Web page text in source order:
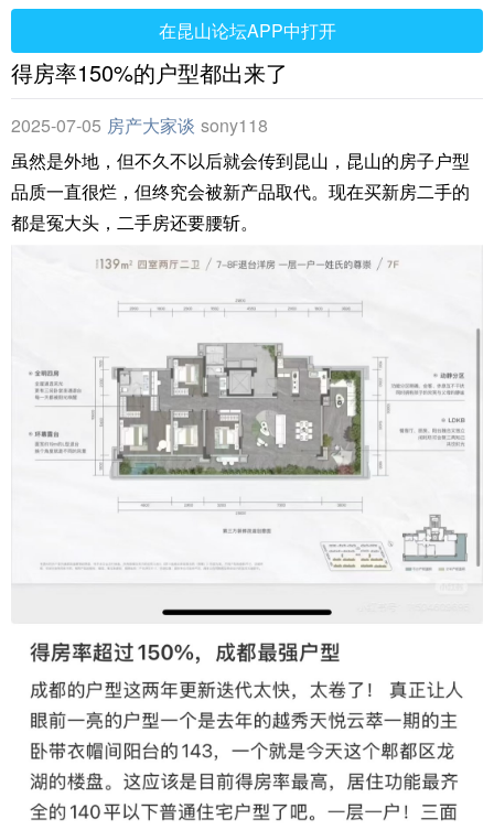
在昆山论坛APP中打开
得房率150%的户型都出来了
2025-07-05 房产大家谈 sony118
虽然是外地，但不久不以后就会传到昆山，昆山的房子户型
品质一直很烂，但终究会被新产品取代。现在买新房二手的
都是冤大头，二手房还要腰斩。